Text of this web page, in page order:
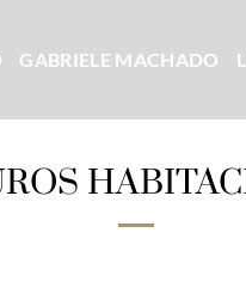
GABRIELE MACHADO